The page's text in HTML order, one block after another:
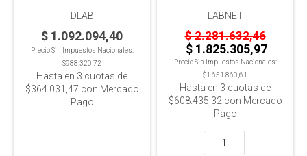
DLAB
$ 1.092.094,40
Precio Sin Impuestos Nacionales:
$988.320,72
Hasta en 3 cuotas de
$364.031,47 con Mercado
Pago
LABNET
$ 2.281.632,46
$ 1.825.305,97
Precio Sin Impuestos Nacionales:
$1.651.860,61
Hasta en 3 cuotas de
$608.435,32 con Mercado
Pago